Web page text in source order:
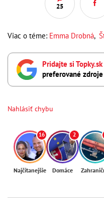
25
Viac o téme: Emma Drobná,
Pridajte si Topky.sk
preferované
Nahlásiť chybu
16
Najčítanejšie
2
Domáce